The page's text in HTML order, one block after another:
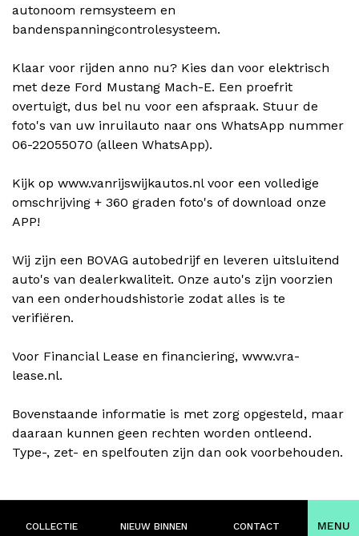
COLLECTIE NIEUW BINNEN CONTACT MENU
autonoom remsysteem en
bandenspanningcontrolesysteem.
Klaar voor rijden anno nu? Kies dan voor elektrisch
met deze Ford Mustang Mach-E. Een proefrit
overtuigt, dus bel nu voor een afspraak. Stuur de
foto's van uw inruilauto naar ons WhatsApp nummer
06-22055070 (alleen WhatsApp).
Kijk op www.vanrijswijkautos.nl voor een volledige
omschrijving + 360 graden foto's of download onze
APP!
Wij zijn een BOVAG autobedrijf en leveren uitsluitend
auto's van dealerkwaliteit. Onze auto's zijn voorzien
van een onderhoudshistorie zodat alles is te
verifiëren.
Voor Financial Lease en financiering, www.vra-
lease.nl.
Bovenstaande informatie is met zorg opgesteld, maar
daaraan kunnen geen rechten worden ontleend.
Type-, zet- en spelfouten zijn dan ook voorbehouden.